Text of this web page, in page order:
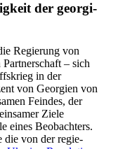
der georgi­
Regierung von
– sich
in der
von Georgien von
Feindes, der
Ziele
eines Beobachters.
die von der regie­